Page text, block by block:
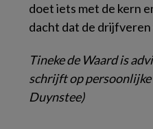
doet iets met de kern
dacht dat de
Tineke deWaard is
schrijft op
Duynstee)